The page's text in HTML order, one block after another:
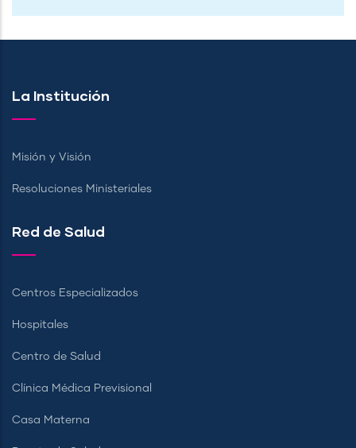
La Institución
Misión y Visión
Resoluciones Ministeriales
Red de Salud
Centros Especializados
Hospitales
Centro de Salud
Clínica Médica Previsional
Casa Materna